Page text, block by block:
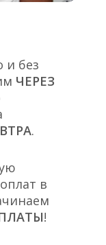
и без
ЧЕРЕЗ
.
в
!